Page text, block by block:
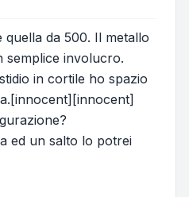
quella da 500. Il metallo
semplice involucro.
in cortile ho spazio
ed un salto lo potrei